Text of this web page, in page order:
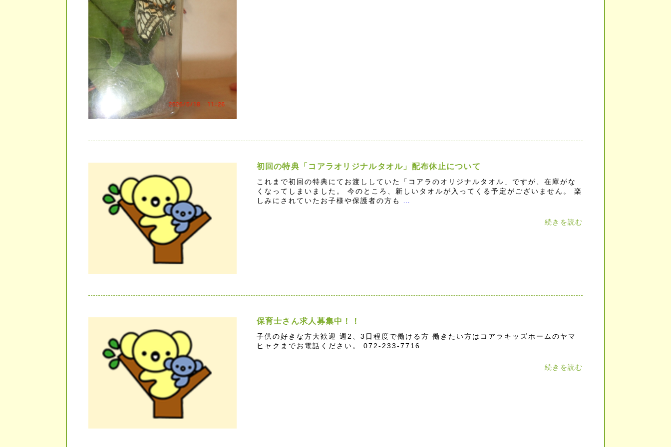
初回の特典「コアラオリジナルタオル」配布休止について
これまで初回の特典にてお渡ししていた「コアラのオリジナルタオル」ですが、在庫がな
くなってしまいました。 今のところ、新しいタオルが入ってくる予定がございません。 楽
しみにされていたお子様や保護者の方も
続きを読む
保育士さん求人募集中！！
子供の好きな方大歓迎 週2、3日程度で働ける方 働きたい方はコアラキッズホームのヤマ
ヒャクまでお電話ください。 072-233-7716
続きを読む